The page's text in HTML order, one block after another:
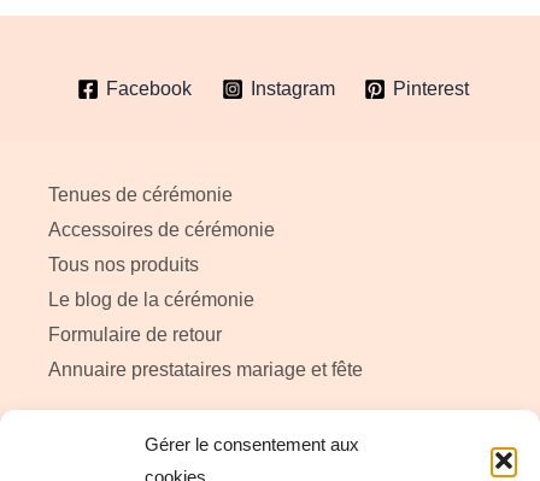
Gérer le consentement aux
cookies
Facebook Instagram Pinterest
Tenues de cérémonie
Accessoires de cérémonie
Tous nos produits
Le blog de la cérémonie
Formulaire de retour
Annuaire prestataires mariage et fête
A propos de My little ceremonie